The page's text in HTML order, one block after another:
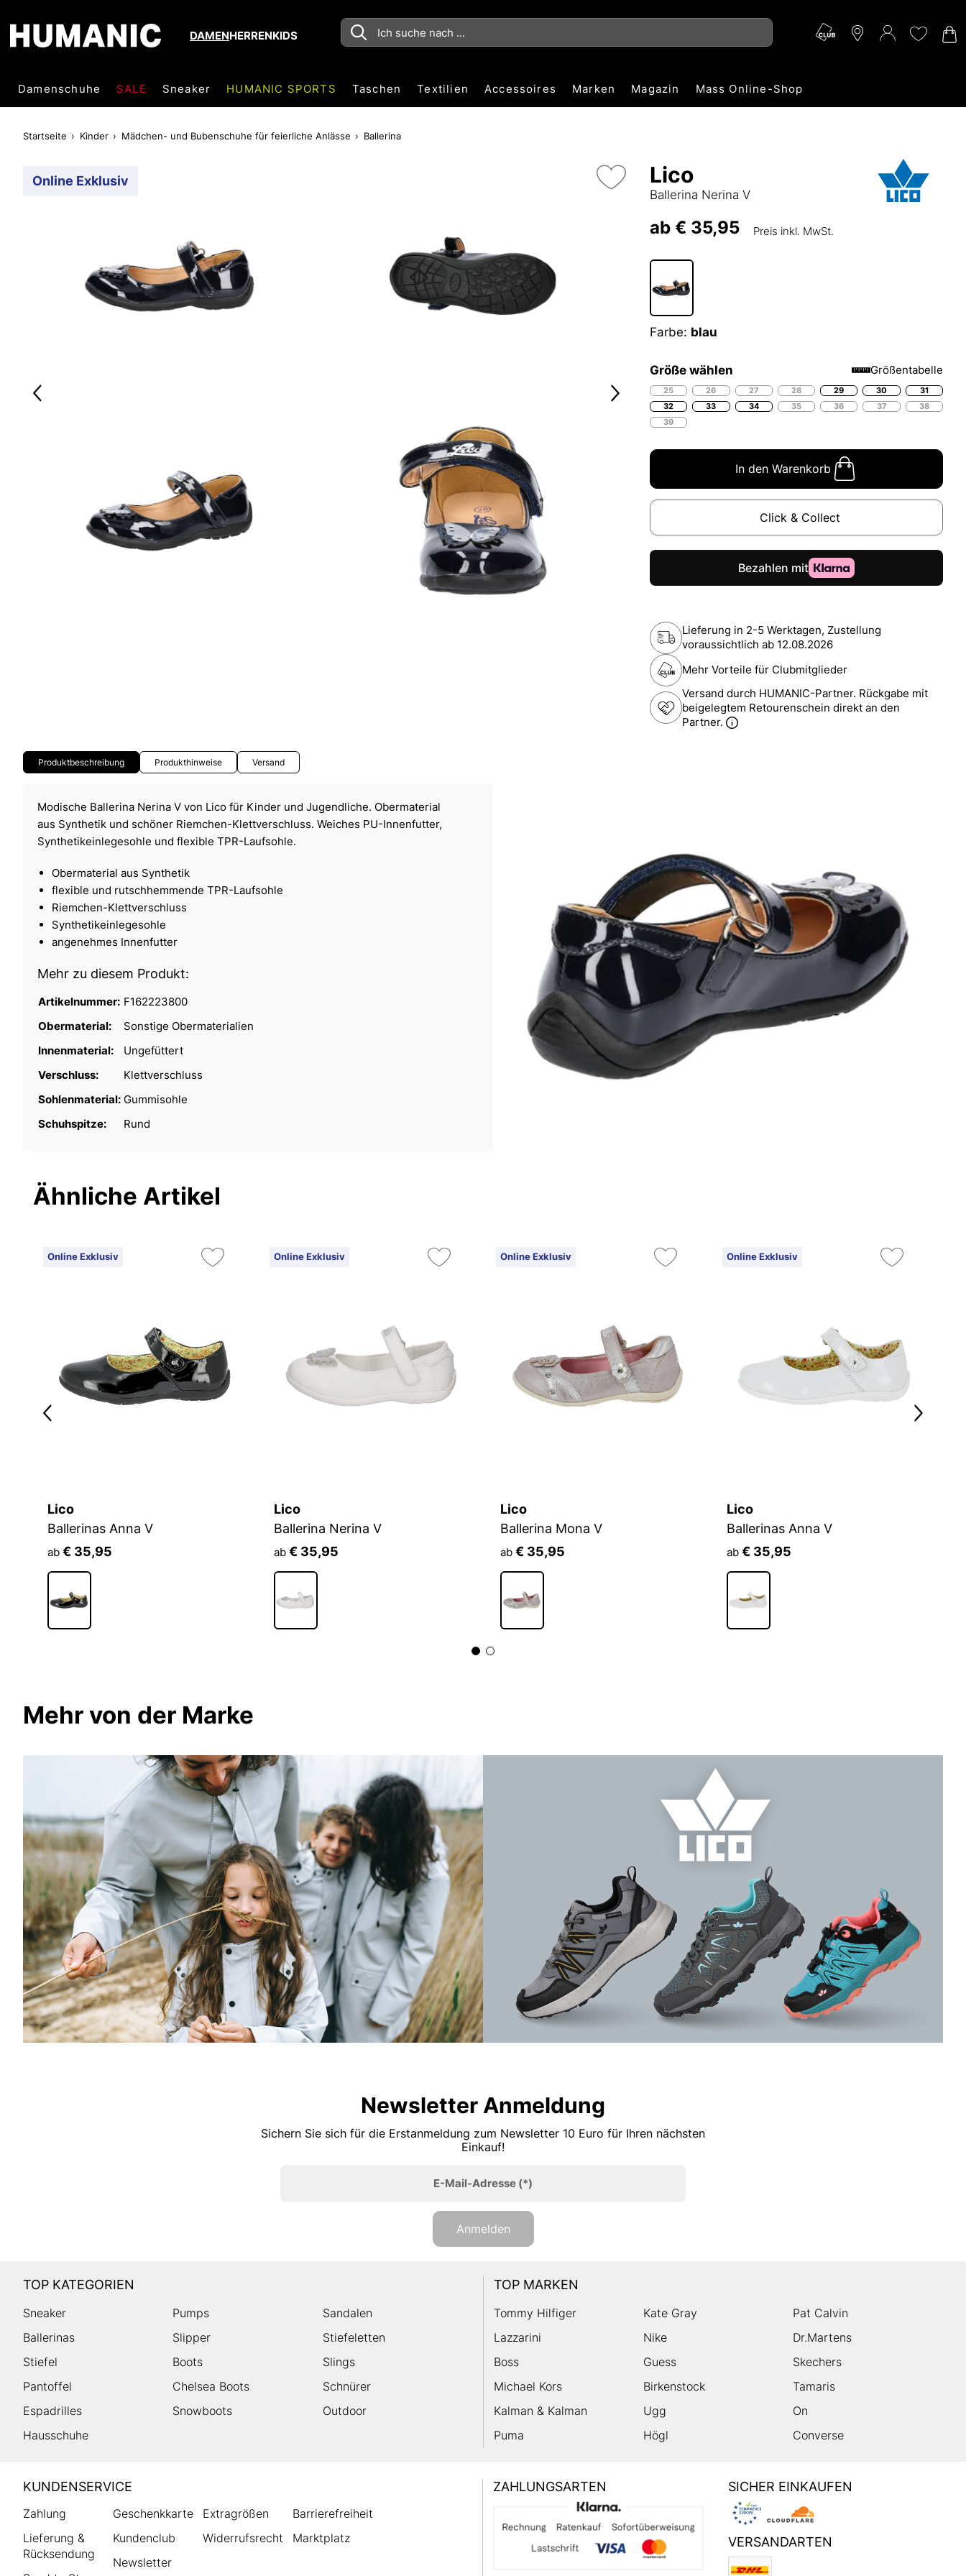
DAMENHERRENKIDS
Damenschuhe SALE Sneaker HUMANIC SPORTS Taschen Textilien Accessoires Marken Magazin Mass Online-Shop
Startseite Kinder Mädchen- und Bubenschuhe für feierliche Anlässe Ballerina
Online Exklusiv Lico
Ballerina Nerina V
ab € 35,95 Preis inkl. MwSt.
Farbe: blau
Größe wählen Größentabelle
25 26 27 28 29 30
31
32
33 34 35 36 37
38
39
In den Warenkorb
Click & Collect
Lieferung in 2-5 Werktagen, Zustellung
voraussichtlich ab 12.08.2026
Mehr Vorteile für Clubmitglieder
Versand durch HUMANIC-Partner. Rückgabe mit
beigelegtem Retourenschein direkt an den
Partner.
Produktbeschreibung Produkthinweise Versand
Modische Ballerina Nerina V von Lico für Kinder und Jugendliche. Obermaterial
aus Synthetik und schöner Riemchen-Klettverschluss. Weiches PU-Innenfutter,
Synthetikeinlegesohle und flexible TPR-Laufsohle.
Obermaterial aus Synthetik
flexible und rutschhemmende TPR-Laufsohle
Riemchen-Klettverschluss
Synthetikeinlegesohle
angenehmes Innenfutter
Mehr zu diesem Produkt:
Artikelnummer: F162223800
Obermaterial:
Sonstige Obermaterialien
Innenmaterial:
Ungefüttert
Verschluss:
Klettverschluss
Sohlenmaterial: Gummisohle
Schuhspitze:
Rund
Ähnliche Artikel
Online Exklusiv
Lico
Ballerinas Anna V
ab € 35,95
Online Exklusiv
Lico
Ballerina Nerina V
ab € 35,95
Online Exklusiv
Lico
Ballerina Mona V
ab € 35,95
Online Exklusiv
Lico
Ballerinas Anna V
ab € 35,95
Mehr von der Marke
Newsletter Anmeldung
Sichern Sie sich für die Erstanmeldung zum Newsletter 10 Euro für Ihren nächsten
Einkauf!
E-Mail-Adresse(*)
Anmelden
TOP KATEGORIEN
Sneaker Pumps
Sandalen
Ballerinas
Slipper
Stiefeletten
Stiefel
Boots
Slings
Pantoffel
Chelsea Boots
Schnürer
Espadrilles
Snowboots
Outdoor
Hausschuhe
TOP MARKEN
Tommy Hilfiger Kate Gray
Pat Calvin
Lazzarini
Nike
Dr.Martens
Boss
Guess
Skechers
Michael Kors
Birkenstock
Tamaris
Kalman & Kalman
Ugg
On
Puma
Högl Converse
HUMANIC
Footer
KUNDENSERVICE
Zahlung
Lieferung &
Rücksendung
Geschenkkarte
Kundenclub
Newsletter
Extragrößen
Widerrufsrecht
Barrierefreiheit
Marktplatz
ZAHLUNGSARTEN SICHER EINKAUFEN
VERSANDARTEN